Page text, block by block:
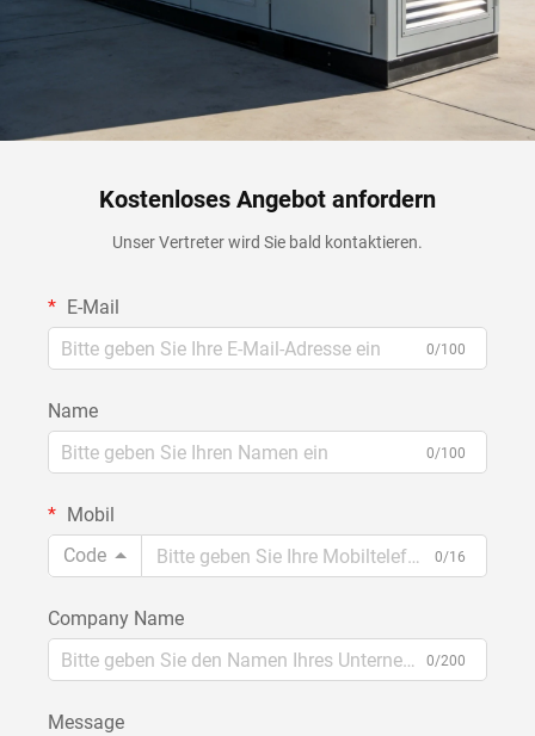
Kostenloses Angebot anfordern
Unser Vertreter wird Sie bald kontaktieren.
E-Mail
0/100
Name
0/100
Mobil
Code
0/16
Company Name
0/200
Message